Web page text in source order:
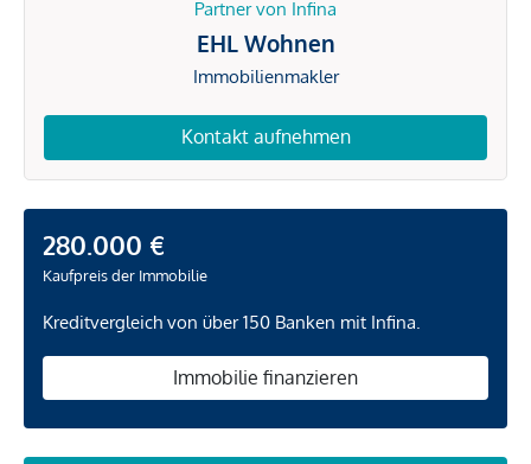
Partner von Infina
EHL Wohnen
Immobilienmakler
Kontakt aufnehmen
280.000 €
Kaufpreis der Immobilie
Kreditvergleich von über 150 Banken mit Infina.
Immobilie finanzieren